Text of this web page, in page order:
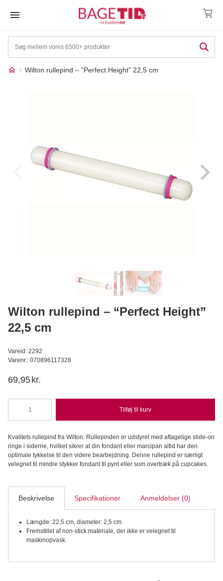
Wilton rullepind – “Perfect Height” 22,5 cm
Læg i kurv
Wilton rullepind – “Perfect Height”
22,5 cm
Vareid: 2292
Varenr.: 070896117328
69,95 kr.
rullepind
"Perfect
Height"
22,5
cm
Tilføj til kurv
Kvalitets rullepind fra Wilton. Rullepinden er udstyret med aftagelige slide-on
ringe i siderne, hvilket sikrer at din fondant eller marcipan altid har den
optimale tykkelse til den videre bearbejdning. Denne rullepind er særligt
velegnet til mindre stykker fondant til pynt eller som overtræk på cupcakes.
Beskrivelse Specifikationer Anmeldelser (0)
Længde: 22,5 cm, diameter: 2,5 cm.
Fremstillet af non-stick materiale, der ikke er velegnet til
maskinopvask.